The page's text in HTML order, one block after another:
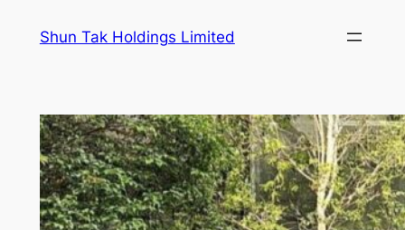
Shun Tak Holdings Limited